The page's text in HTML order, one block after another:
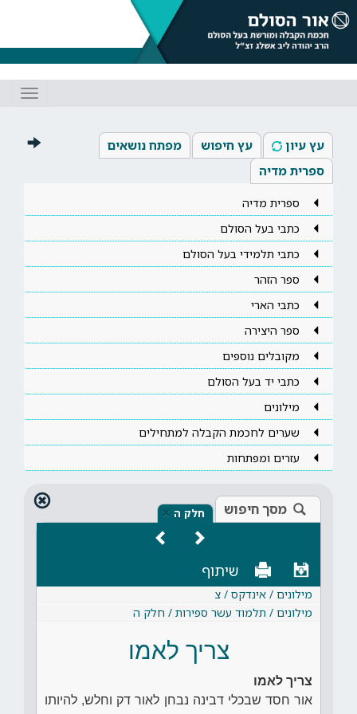
עץ עיון עץ חיפוש
מפתח נושאים
ספרית מדיה
ספרית מדיה
כתבי בעל הסולם
כתבי תלמידי בעל הסולם
ספר הזהר
כתבי הארי
ספר היצירה
מקובלים נוספים
כתבי יד בעל הסולם
מילונים
שערים לחכמת הקבלה למתחילים
עזרים ומפתחות
מסך חיפוש חלק ה ×
שיתוף
מילונים / אינדקס / צ
מילונים / תלמוד עשר ספירות / חלק ה
צריך לאמו
צריך לאמו
אור חסד שבכלי דבינה נבחן לאור דק וחלש, להיותו